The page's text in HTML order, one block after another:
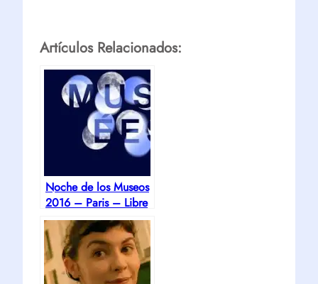
Artículos Relacionados:
Noche de los Museos
2016 – Paris – Libre
y Gratuito